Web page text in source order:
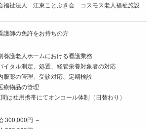
福祉法人 江東ことぶき会 コスモス老人福祉施設
護師の免許をお持ちの方
養護老人ホームにおける看護業務
イタル測定、処置、経管栄養対象者の対応
服薬の管理、受診対応、定期検診
療物品の管理
は社用携帯にてオンコール体制（日替わり）
300,000円 ～